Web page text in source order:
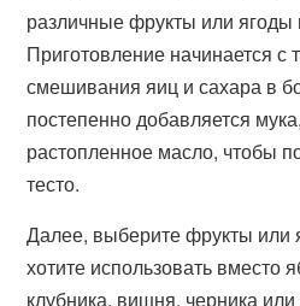
различные фрукты или
Приготовление начинается с
смешивания яиц и сахара в
постепенно добавляется
растопленное масло, чтобы
тесто.
Далее, выберите фрукты или
хотите использовать вместо
клубника, вишня, черника